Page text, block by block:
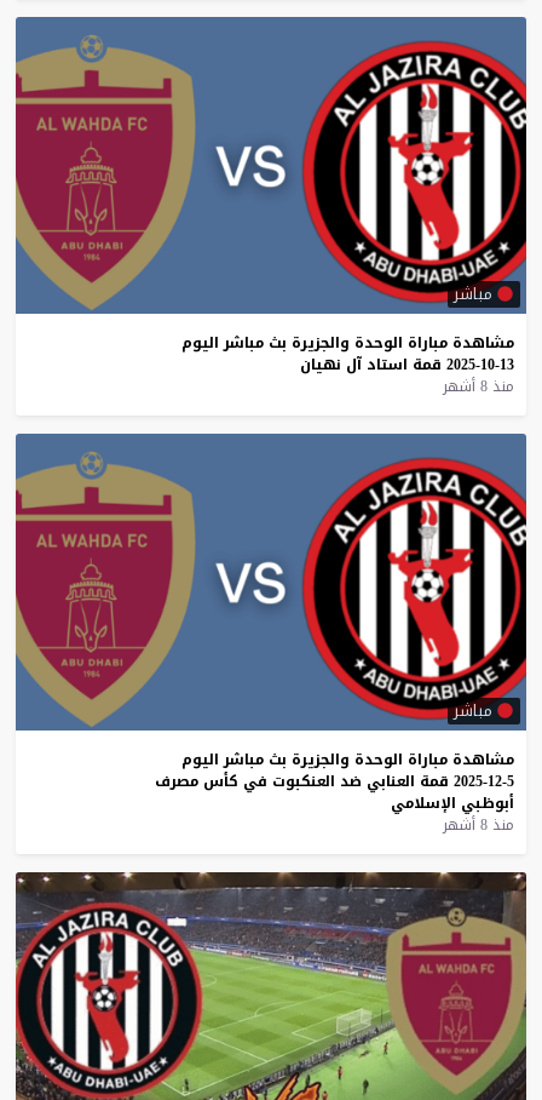
مباشر
مشاهدة مباراة الوحدة والجزيرة بث مباشر اليوم
13-10-2025
قمة استاد آل نهيان
منذ 8 أشهر
مباشر
مشاهدة مباراة الوحدة والجزيرة بث مباشر اليوم
5-12-2025
قمة العنابي ضد العنكبوت في كأس مصرف
أبوظبي الإسلامي
منذ 8 أشهر